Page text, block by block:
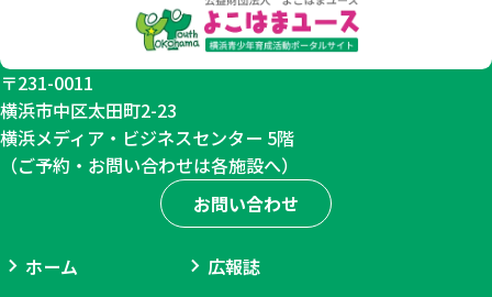
〒231-0011
横浜市中区太田町2-23
横浜メディア・ビジネスセンター 5階
（ご予約・お問い合わせは各施設へ）
お問い合わせ
ホーム
広報誌